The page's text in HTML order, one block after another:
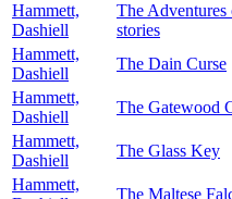
Hammett,
Dashiell
The Adventures
stories
Hammett,
Dashiell
The Dain Curse
Hammett,
Dashiell
The Gatewood
Hammett,
Dashiell
The Glass Key
Hammett,
The Maltese